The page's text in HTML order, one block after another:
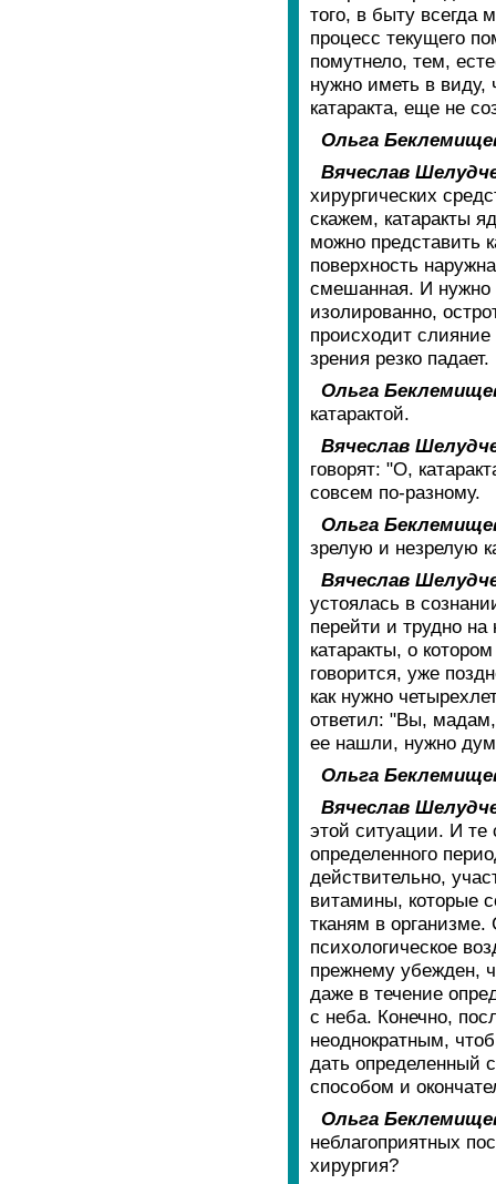
того, в быту всегда
процесс текущего
помутнело, тем,
нужно иметь в виду,
катаракта, еще не
Ольга
Вячеслав
хирургических
скажем, катаракты
можно представить
поверхность
смешанная. И нужно
изолированно,
происходит
зрения резко
Ольга
катарактой.
Вячеслав
говорят: "О,
совсем по-разному.
Ольга
зрелую и незрелую
Вячеслав
устоялась в
перейти и трудно
катаракты, о
говорится, уже
как нужно
ответил: "Вы, мадам,
ее нашли, нужно
Ольга
Вячеслав
этой ситуации. И те
определенного
действительно,
витамины, которые
тканям в организме.
психологическое
прежнему убежден,
даже в течение
с неба. Конечно,
неоднократным,
дать определенный
способом и
Ольга
неблагоприятных
хирургия?